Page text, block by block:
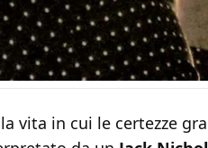
vita in cui le certezze